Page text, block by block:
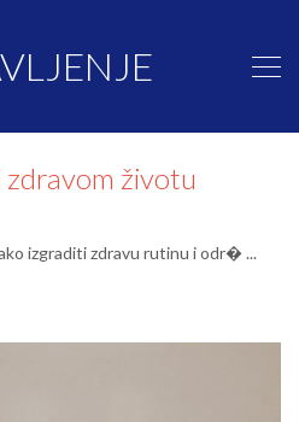
zdravom životu
izgraditi zdravu rutinu i odr� ...